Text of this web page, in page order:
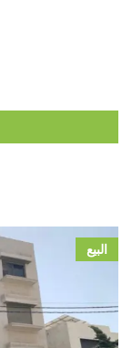
البيع